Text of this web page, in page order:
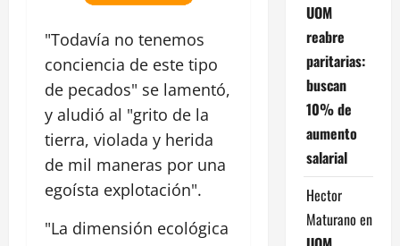
"Todavía no tenemos
conciencia de este tipo
de pecados" se lamentó,
y aludió al "grito de la
tierra, violada y herida
de mil maneras por una
egoísta explotación".
"La dimensión ecológica
UOM
reabre
paritarias:
buscan
10% de
aumento
salarial
Hector
Maturano en